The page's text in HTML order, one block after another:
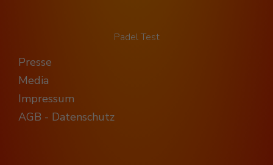
Padel Test
Presse
Media
Impressum
AGB - Datenschutz